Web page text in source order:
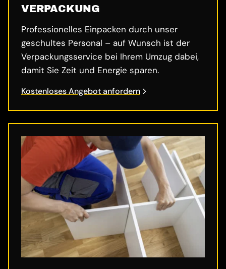
VERPACKUNG
Professionelles Einpacken durch unser
geschultes Personal – auf Wunsch ist der
Verpackungsservice bei Ihrem Umzug dabei,
damit Sie Zeit und Energie sparen.
Kostenloses Angebot anfordern